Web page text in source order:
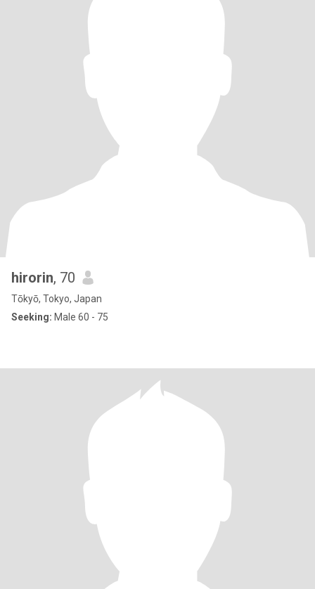
hirorin, 70
Tōkyō, Tokyo, Japan
Seeking: Male 60 - 75